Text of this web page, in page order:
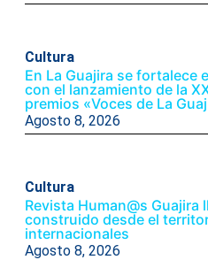
Cultura
En La Guajira se fortalece
con el lanzamiento de la
premios «Voces de La
Agosto 8, 2026
Cultura
Revista Human@s
construido desde el
internacionales
Agosto 8, 2026